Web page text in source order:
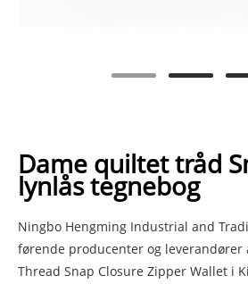
Dame quiltet tråd
lynlås tegnebog
Ningbo Hengming Industrial and
førende producenter og leverandører
Thread Snap Closure Zipper Wallet i